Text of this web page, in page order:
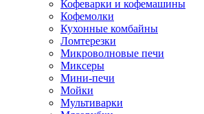
Встраиваемая техника
комбинированные
Духовые шкафы
Кофеварки и кофемашины
Кофемолки
Кухонные комбайны
Ломтерезки
Микроволновые печи
Миксеры
Мини-печи
Мойки
Мультиварки